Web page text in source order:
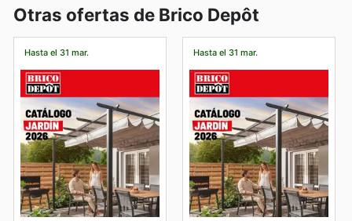
Otras ofertas de Brico Depôt
Hasta el 31 mar. Hasta el 31 mar.